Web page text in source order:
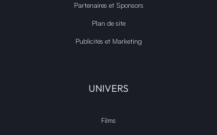
Partenaires et Sponsors
Plan de site
Publicités et Marketing
UNIVERS
Films